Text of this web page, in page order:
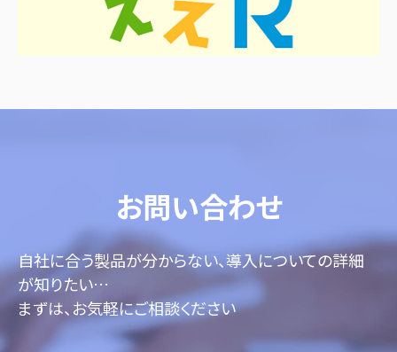
お問い合わせ
自社に合う製品が分からない、導入についての詳細
が知りたい…
まずは、お気軽にご相談ください